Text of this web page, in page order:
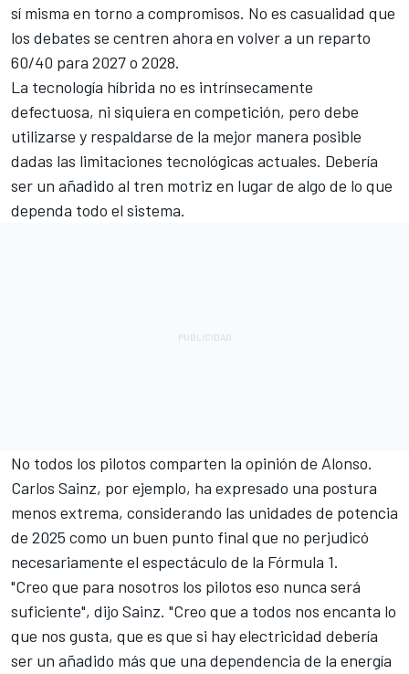
sí misma en torno a compromisos. No es casualidad que
los debates se centren ahora en volver a un reparto
60/40 para 2027 o 2028.
La tecnología híbrida no es intrínsecamente
defectuosa, ni siquiera en competición, pero debe
utilizarse y respaldarse de la mejor manera posible
dadas las limitaciones tecnológicas actuales. Debería
ser un añadido al tren motriz en lugar de algo de lo que
dependa todo el sistema.
No todos los pilotos comparten la opinión de Alonso.
Carlos Sainz, por ejemplo, ha expresado una postura
menos extrema, considerando las unidades de potencia
de 2025 como un buen punto final que no perjudicó
necesariamente el espectáculo de la Fórmula 1.
"Creo que para nosotros los pilotos eso nunca será
suficiente", dijo Sainz. "Creo que a todos nos encanta lo
que nos gusta, que es que si hay electricidad debería
ser un añadido más que una dependencia de la energía